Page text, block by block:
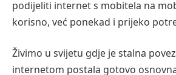
podijeliti internet s mobitela na
korisno, već ponekad i prijeko
Živimo u svijetu gdje je stalna
internetom postala gotovo